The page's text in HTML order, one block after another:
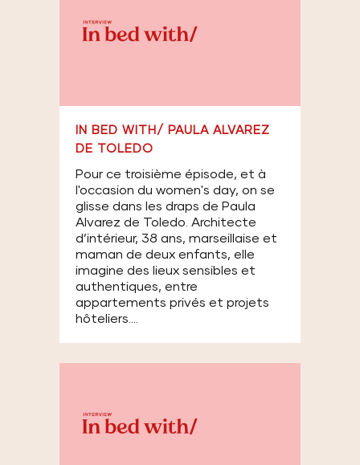
IN BED WITH/ PAULA ALVAREZ
DE TOLEDO
Pour ce troisième épisode, et à
l'occasion du women's day, on se
glisse dans les draps de Paula
Alvarez de Toledo. Architecte
d’intérieur, 38 ans, marseillaise et
maman de deux enfants, elle
imagine des lieux sensibles et
authentiques, entre
appartements privés et projets
hôteliers....